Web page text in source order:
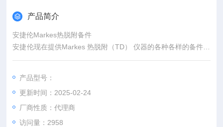
产品简介
安捷伦Markes热脱附备件
安捷伦现在提供Markes 热脱附（TD） 仪器的各种各样的备件。
热脱附允许把各种样品基质中的挥发性和半挥发性化合物直接引
产品型号：
更新时间：2025-02-24
厂商性质：代理商
访问量：2958